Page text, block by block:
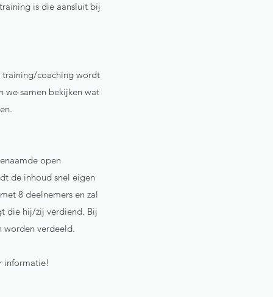
is die aansluit bij
training/coaching wordt
we samen bekijken wat
open
de inhoud snel eigen
8 deelnemers en zal
die hij/zij verdiend. Bij
worden verdeeld.
informatie!